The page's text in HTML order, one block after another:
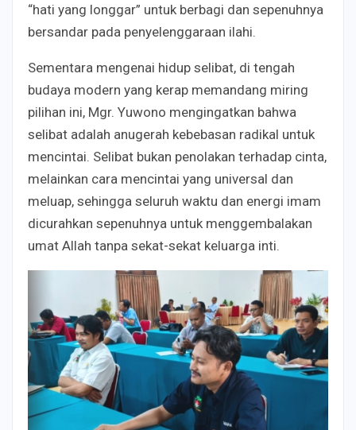
“hati yang longgar” untuk berbagi dan sepenuhnya
bersandar pada penyelenggaraan ilahi.
Sementara mengenai hidup selibat, di tengah
budaya modern yang kerap memandang miring
pilihan ini, Mgr. Yuwono mengingatkan bahwa
selibat adalah anugerah kebebasan radikal untuk
mencintai. Selibat bukan penolakan terhadap cinta,
melainkan cara mencintai yang universal dan
meluap, sehingga seluruh waktu dan energi imam
dicurahkan sepenuhnya untuk menggembalakan
umat Allah tanpa sekat-sekat keluarga inti.